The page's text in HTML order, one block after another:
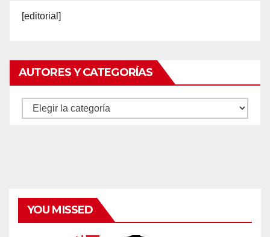
[editorial]
AUTORES Y CATEGORÍAS
Autores
YOU MISSED